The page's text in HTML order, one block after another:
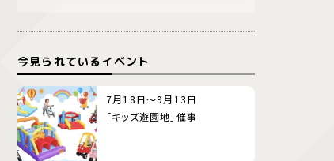
今見られているイベント
7月18日～9月13日
「キッズ遊園地」催事